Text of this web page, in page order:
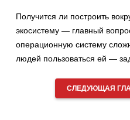
Получится ли построить
экосистему — главный
операционную систему
людей пользоваться ей —
СЛЕДУЮЩАЯ